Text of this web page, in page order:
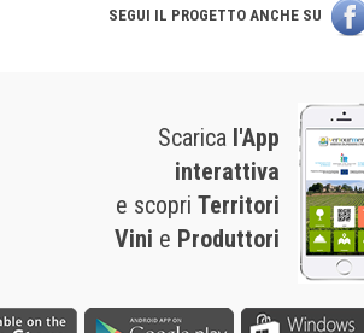
SEGUI IL PROGETTO ANCHE SU
Scarica l'App
interattiva
e scopri Territori
Vini e Produttori